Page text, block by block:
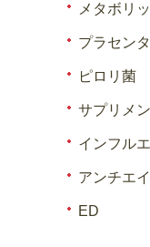
メタボリ
プラセンタ
ピロリ菌
サプリメ
インフル
アンチエ
ED